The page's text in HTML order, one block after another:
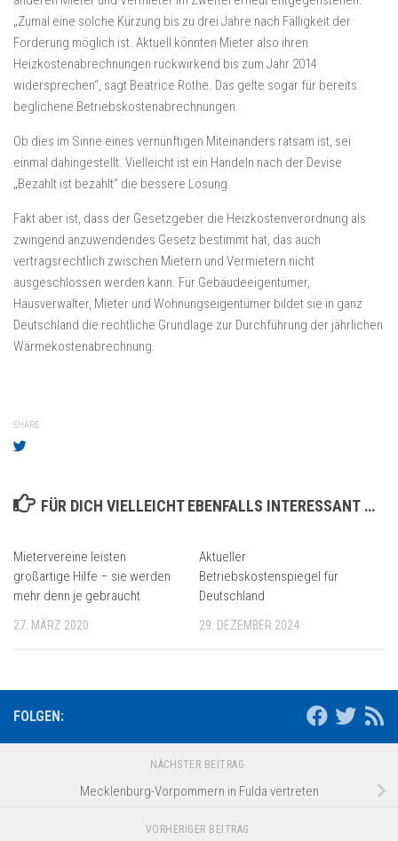
„Zumal eine solche Kürzung bis zu drei Jahre nach Fälligkeit der
Forderung möglich ist. Aktuell könnten Mieter also ihren
Heizkostenabrechnungen rückwirkend bis zum Jahr 2014
widersprechen“, sagt Beatrice Rothe. Das gelte sogar für bereits
beglichene Betriebskostenabrechnungen.
Ob dies im Sinne eines vernünftigen Miteinanders ratsam ist, sei
einmal dahingestellt. Vielleicht ist ein Handeln nach der Devise
„Bezahlt ist bezahlt“ die bessere Lösung.
Fakt aber ist, dass der Gesetzgeber die Heizkostenverordnung als
zwingend anzuwendendes Gesetz bestimmt hat, das auch
vertragsrechtlich zwischen Mietern und Vermietern nicht
ausgeschlossen werden kann. Für Gebäudeeigentümer,
Hausverwalter, Mieter und Wohnungseigentümer bildet sie in ganz
Deutschland die rechtliche Grundlage zur Durchführung der jährlichen
Wärmekostenabrechnung.
SHARE
FÜR DICH VIELLEICHT EBENFALLS INTERESSANT …
Mietervereine leisten
großartige Hilfe – sie werden
mehr denn je gebraucht
27. MÄRZ 2020
Aktueller
Betriebskostenspiegel für
Deutschland
29. DEZEMBER 2024
FOLGEN:
NÄCHSTER BEITRAG
Mecklenburg-Vorpommern in Fulda vertreten
VORHERIGER BEITRAG